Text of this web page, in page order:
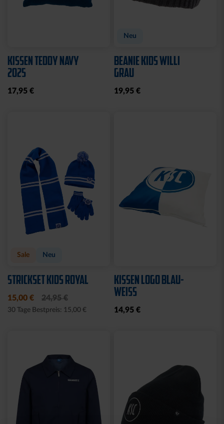
KISSEN TEDDY NAVY
2025
17,95 €
Neu
BEANIE KIDS WILLI
GRAU
19,95 €
Sale Neu
STRICKSET KIDS ROYAL
15,00 € 24,95 €
30 Tage Bestpreis: 15,00 €
KISSEN LOGO BLAU-
WEISS
14,95 €